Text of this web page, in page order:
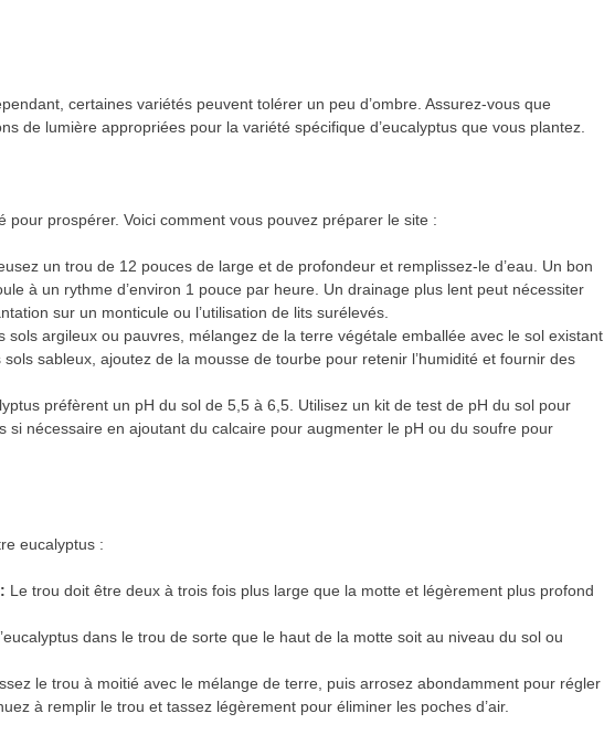
certaines variétés peuvent tolérer un peu d’ombre. Assurez-vous que
de lumière appropriées pour la variété spécifique d’eucalyptus que vous plantez.
pour prospérer. Voici comment vous pouvez préparer le site :
un trou de 12 pouces de large et de profondeur et remplissez-le d’eau. Un bon
à un rythme d’environ 1 pouce par heure. Un drainage plus lent peut nécessiter
sur un monticule ou l’utilisation de lits surélevés.
sols argileux ou pauvres, mélangez de la terre végétale emballée avec le sol existant
sableux, ajoutez de la mousse de tourbe pour retenir l’humidité et fournir des
préfèrent un pH du sol de 5,5 à 6,5. Utilisez un kit de test de pH du sol pour
si nécessaire en ajoutant du calcaire pour augmenter le pH ou du soufre pour
eucalyptus :
Le trou doit être deux à trois fois plus large que la motte et légèrement plus profond
dans le trou de sorte que le haut de la motte soit au niveau du sol ou
le trou à moitié avec le mélange de terre, puis arrosez abondamment pour régler
à remplir le trou et tassez légèrement pour éliminer les poches d’air.